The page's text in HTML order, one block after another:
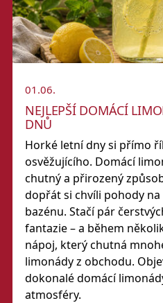
01.06.
NEJLEPŠÍ DOMÁCÍ
DNŮ
Horké letní dny si přímo
osvěžujícího. Domácí
chutný a přirozený
dopřát si chvíli pohody
bazénu. Stačí pár
fantazie – a během
nápoj, který chutná
limonády z obchodu.
dokonalé domácí
atmosféry.